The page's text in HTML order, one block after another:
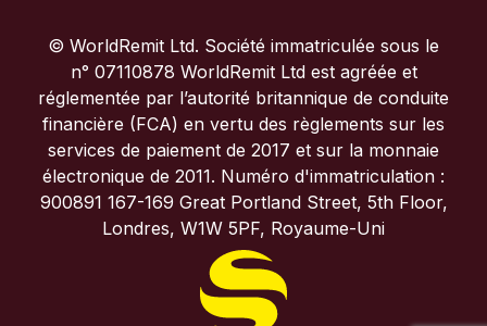
Italie
Portugal
Royaume-Uni
© WorldRemit Ltd. Société immatriculée sous le
n° 07110878 WorldRemit Ltd est agréée et
réglementée par l’autorité britannique de conduite
financière (FCA) en vertu des règlements sur les
services de paiement de 2017 et sur la monnaie
électronique de 2011. Numéro d'immatriculation :
900891 167-169 Great Portland Street, 5th Floor,
Londres, W1W 5PF, Royaume-Uni